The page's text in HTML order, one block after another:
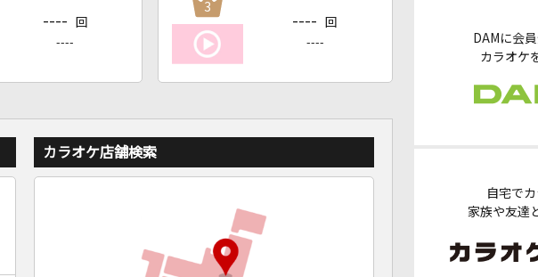
DAMに会
カラオケ
自宅で
家族や友達
---- 回
----
3
---- 回
----
カラオケ店舗検索